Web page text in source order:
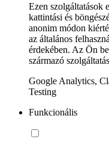
Ezen szolgáltatások
kattintási és
anonim módon
az általános
érdekében. Az Ön
származó
Google Analytics,
Testing
Funkcionális